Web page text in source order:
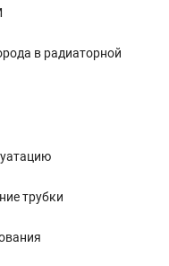
в радиаторной
трубки